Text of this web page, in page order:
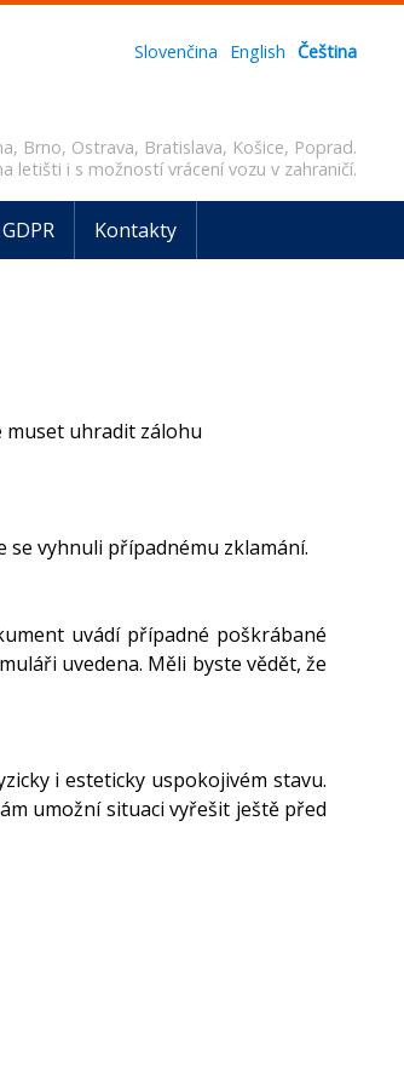
Slovenčina English Čeština
Brno, Ostrava, Bratislava, Košice, Poprad.
letišti i s možností vrácení vozu v zahraničí.
Kontakty
muset uhradit zálohu
vyhnuli případnému zklamání.
uvádí případné poškrábané
uvedena. Měli byste vědět, že
i esteticky uspokojivém stavu.
umožní situaci vyřešit ještě před